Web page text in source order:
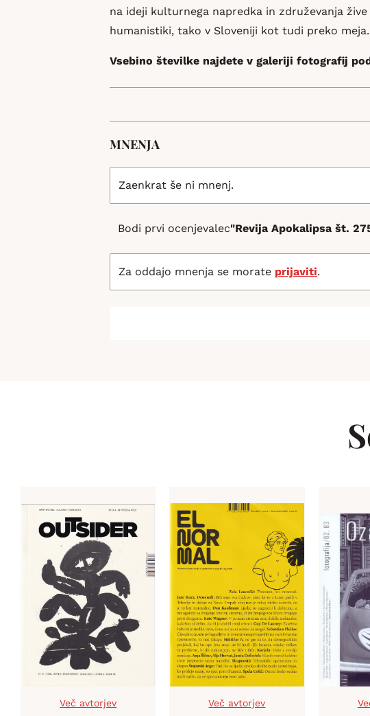
na ideji kulturnega napredka in združevanja
humanistiki, tako v Sloveniji kot tudi preko
Vsebino številke najdete v galeriji fotografij
MNENJA
Zaenkrat še ni mnenj.
Bodi prvi ocenjevalec"Revija Apokalipsa št.
Za oddajo mnenja se morate prijaviti.
Več avtorjev Več avtorjev